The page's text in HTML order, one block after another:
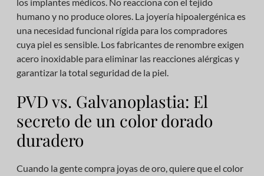
humano y no produce olores. La joyería hipoalergénica es
una necesidad funcional rígida para los compradores
cuya piel es sensible. Los fabricantes de renombre exigen
acero inoxidable para eliminar las reacciones alérgicas y
garantizar la total seguridad de la piel.
PVD vs. Galvanoplastia: El
secreto de un color dorado
duradero
Cuando la gente compra joyas de oro, quiere que el color